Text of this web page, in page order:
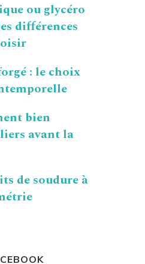
ou glycéro
différences
: le choix
bien
avant la
de soudure à